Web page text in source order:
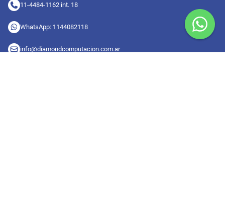
11-4484-1162 int. 18
WhatsApp: 1144082118
info@diamondcomputacion.com.ar